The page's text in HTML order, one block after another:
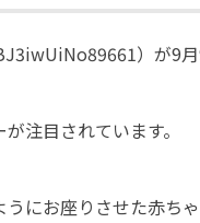
）が9
注目されています。
にお座りさせた赤ち